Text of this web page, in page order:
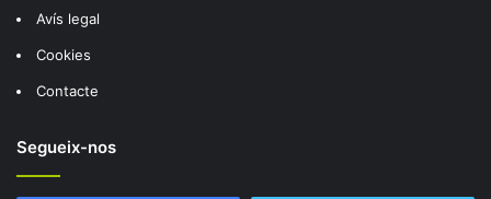
Avís legal
Cookies
Contacte
Segueix-nos